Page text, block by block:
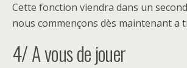
Cette fonction viendra dans un
nous commençons dès maintenant a
4/ A vous de jouer